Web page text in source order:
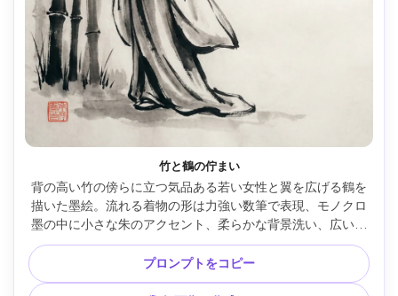
竹と鶴の佇まい
背の高い竹の傍らに立つ気品ある若い女性と翼を広げる鶴を
描いた墨絵。流れる着物の形は力強い数筆で表現、モノクロ
墨の中に小さな朱のアクセント、柔らかな背景洗い、広い空
白スペース、和紙のテクスチャ、赤い印、85mmレンズ、浅
い被写界深度、柔らかなシネマ調 --ar 4:5
プロンプトをコピー